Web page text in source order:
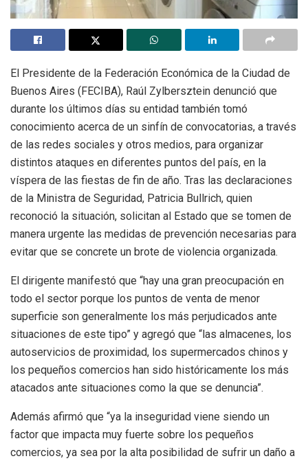
El Presidente de la Federación Económica de la Ciudad de
Buenos Aires (FECIBA), Raúl Zylbersztein denunció que
durante los últimos días su entidad también tomó
conocimiento acerca de un sinfín de convocatorias, a través
de las redes sociales y otros medios, para organizar
distintos ataques en diferentes puntos del país, en la
víspera de las fiestas de fin de año. Tras las declaraciones
de la Ministra de Seguridad, Patricia Bullrich, quien
reconoció la situación, solicitan al Estado que se tomen de
manera urgente las medidas de prevención necesarias para
evitar que se concrete un brote de violencia organizada.
El dirigente manifestó que “hay una gran preocupación en
todo el sector porque los puntos de venta de menor
superficie son generalmente los más perjudicados ante
situaciones de este tipo” y agregó que “las almacenes, los
autoservicios de proximidad, los supermercados chinos y
los pequeños comercios han sido históricamente los más
atacados ante situaciones como la que se denuncia”.
Además afirmó que “ya la inseguridad viene siendo un
factor que impacta muy fuerte sobre los pequeños
comercios, ya sea por la alta posibilidad de sufrir un daño a